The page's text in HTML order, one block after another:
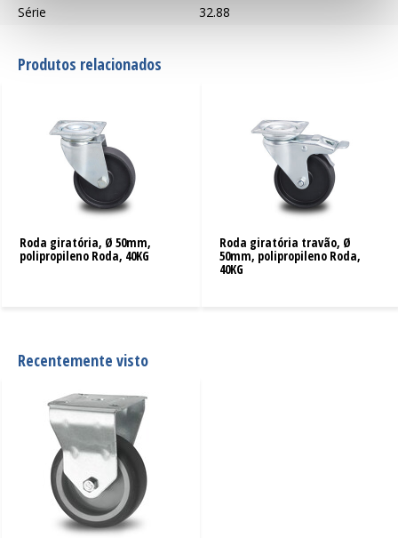
Série
32.88
Produtos relacionados
Roda giratória, Ø 50mm,
polipropileno Roda, 40KG
Roda giratória travão, Ø
50mm, polipropileno Roda,
40KG
Recentemente visto